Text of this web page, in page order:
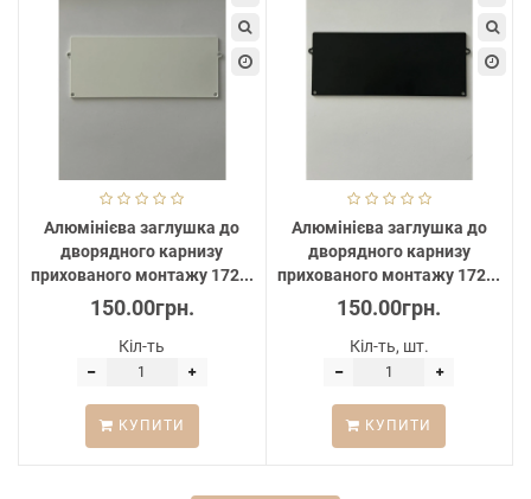
Алюмінієва заглушка до
дворядного карнизу
прихованого монтажу 172...
150.00грн.
Кіл-ть
КУПИТИ
Алюмінієва заглушка до
дворядного карнизу
прихованого монтажу 172...
150.00грн.
Кіл-ть, шт.
КУПИТИ